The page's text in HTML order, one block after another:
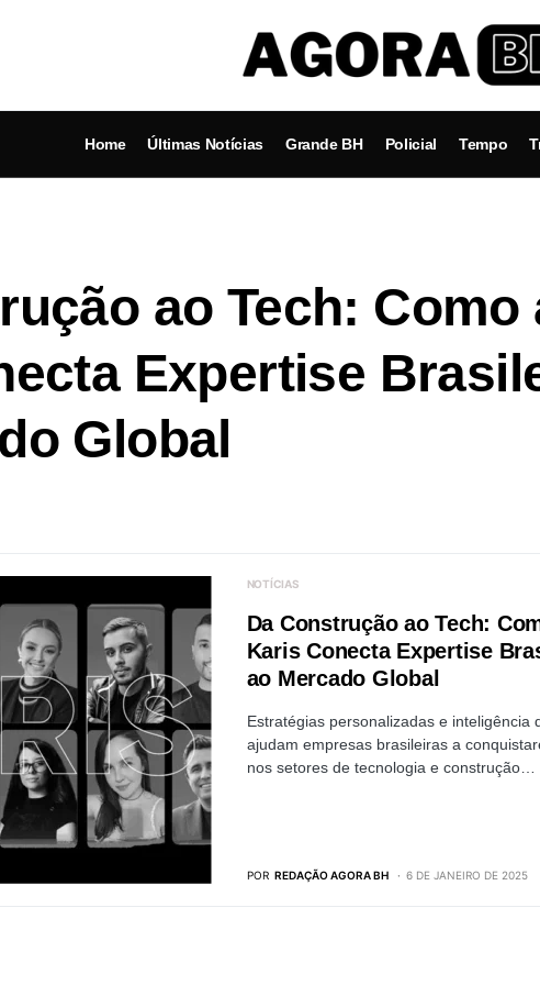
Home Últimas Notícias Grande BH Policial Tempo
ao Tech: Como
Expertise
Global
NOTÍCIAS
Da Construção ao Tech:
Karis Conecta Expertise
ao Mercado Global
Estratégias personalizadas e inteligência
ajudam empresas brasileiras a
nos setores de tecnologia e construção…
POR REDAÇÃO AGORA BH 6 DE JANEIRO DE 2025